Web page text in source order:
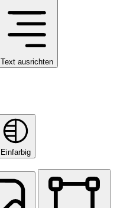
Text ausrichten
Einfarbig